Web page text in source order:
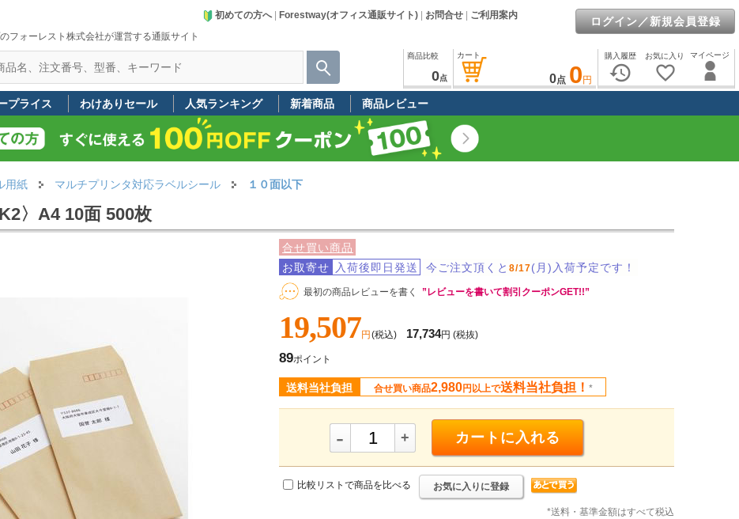
フォーレスト株式会社が運営する通販サイト
初めての方へ| Forestway(オフィス通販サイト) お問合せ ご利用案内 ログイン／新規会員登録
マイページ
お気に入り
favorite_border
購入履歴
history
カート
0点 0 円
商品比較
0点
プライス わけありセール 人気ランキング 新着商品 商品レビュー
用紙 マルチプリンタ対応ラベルシール １０面以下
〉A4 10面 500枚
合せ買い商品
お取寄せ
入荷後即日発送 今ご注文頂くと 8/17(月)入荷予定です！
最初の商品レビューを書く ”レビューを書いて割引クーポンGET!!”
19,507円 (税込) 17,734円 (税抜)
89ポイント
送料当社負担 合せ買い商品2,980円以上で送料当社負担！ *
- + カートに入れる
比較リストで商品を比べる お気に入りに登録
*送料・基準金額はすべて税込